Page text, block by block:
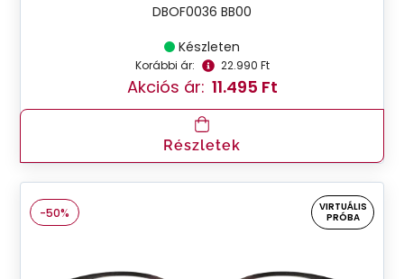
DBOF0036 BB00
Készleten
Korábbi ár: 22.990 Ft
Akciós ár: 11.495 Ft
Részletek
-50%
VIRTUÁLIS
PRÓBA